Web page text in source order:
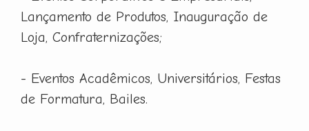
Lançamento de Produtos, Inauguração de
Loja, Confraternizações;
- Eventos Acadêmicos, Universitários, Festas
de Formatura, Bailes.